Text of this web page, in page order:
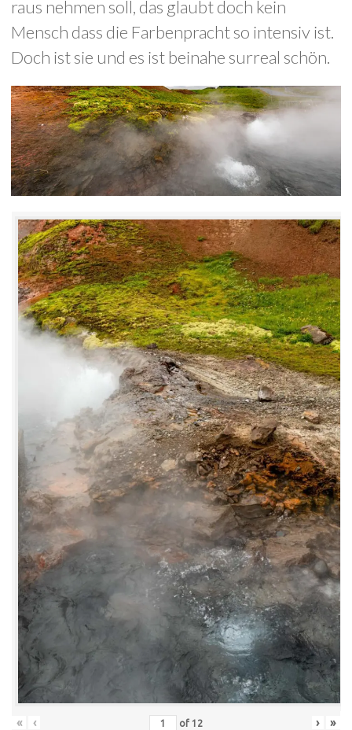
raus nehmen soll, das glaubt doch kein
Mensch dass die Farbenpracht so intensiv ist.
Doch ist sie und es ist beinahe surreal schön.
« ‹ of 12 › »